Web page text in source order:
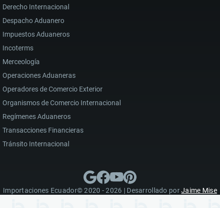
Derecho Internacional
Despacho Aduanero
Impuestos Aduaneros
Incoterms
Merceología
Operaciones Aduaneras
Operadores de Comercio Exterior
Organismos de Comercio Internacional
Regímenes Aduaneros
Transacciones Financieras
Tránsito Internacional
Importaciones Ecuador© 2020 - 2026 | Desarrollado porJaime Mise